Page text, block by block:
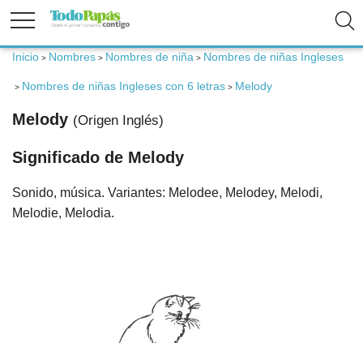
Embarazo
Inicio > Nombres > Nombres de niña > Nombres de niñas Ingleses
> Nombres de niñas Ingleses con 6 letras > Melody
Melody (Origen Inglés)
Significado de Melody
Sonido, música. Variantes: Melodee, Melodey, Melodi,
Melodie, Melodia.